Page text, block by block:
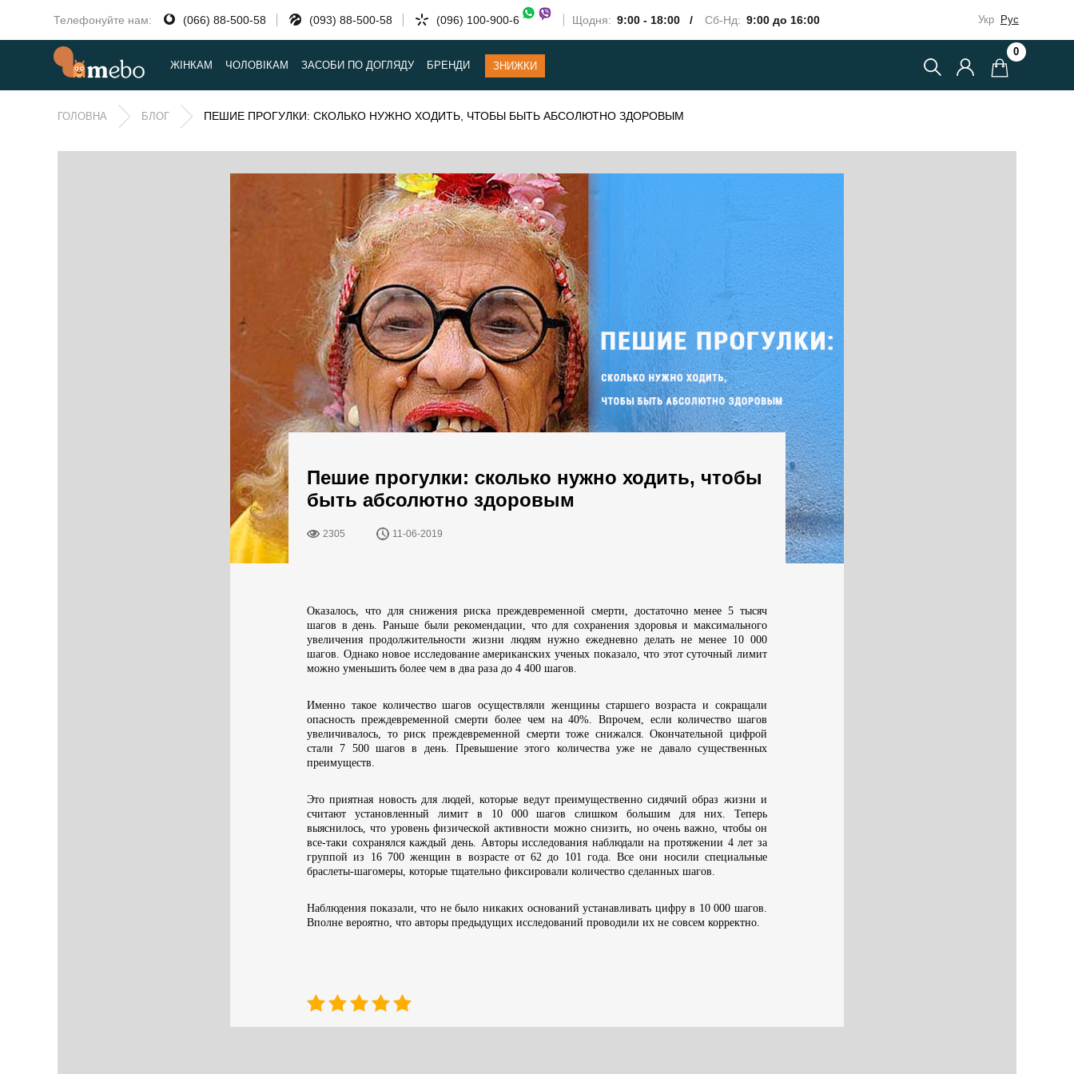
Телефонуйте нам: (066) 88-500-58 (093) 88-500-58 (096) 100-900-6 Щодня: 9:00 - 18:00 / Сб-Нд: 9:00 до 16:00 Укр Рус
ЖІНКАМ ЧОЛОВІКАМ ЗАСОБИ ПО ДОГЛЯДУ БРЕНДИ ЗНИЖКИ
0
ГОЛОВНА БЛОГ ПЕШИЕ ПРОГУЛКИ: СКОЛЬКО НУЖНО ХОДИТЬ, ЧТОБЫ БЫТЬ АБСОЛЮТНО ЗДОРОВЫМ
Пешие прогулки: сколько нужно ходить, чтобы
быть абсолютно здоровым
2305 11-06-2019
Оказалось, что для снижения риска преждевременной смерти, достаточно менее 5 тысяч
шагов в день. Раньше были рекомендации, что для сохранения здоровья и максимального
увеличения продолжительности жизни людям нужно ежедневно делать не менее 10 000
шагов. Однако новое исследование американских ученых показало, что этот суточный лимит
можно уменьшить более чем в два раза до 4 400 шагов.
Именно такое количество шагов осуществляли женщины старшего возраста и сокращали
опасность преждевременной смерти более чем на 40%. Впрочем, если количество шагов
увеличивалось, то риск преждевременной смерти тоже снижался. Окончательной цифрой
стали 7 500 шагов в день. Превышение этого количества уже не давало существенных
преимуществ.
Это приятная новость для людей, которые ведут преимущественно сидячий образ жизни и
считают установленный лимит в 10 000 шагов слишком большим для них. Теперь
выяснилось, что уровень физической активности можно снизить, но очень важно, чтобы он
все-таки сохранялся каждый день. Авторы исследования наблюдали на протяжении 4 лет за
группой из 16 700 женщин в возрасте от 62 до 101 года. Все они носили специальные
браслеты-шагомеры, которые тщательно фиксировали количество сделанных шагов.
Наблюдения показали, что не было никаких оснований устанавливать цифру в 10 000 шагов.
Вполне вероятно, что авторы предыдущих исследований проводили их не совсем корректно.